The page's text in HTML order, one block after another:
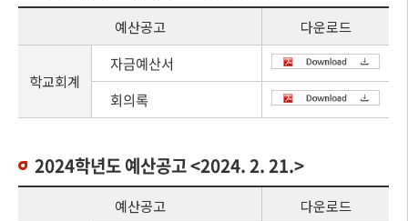
예산공고 다운로드
학교회계
자금예산서
회의록
2024학년도 예산공고 <2024. 2. 21.>
예산공고 다운로드